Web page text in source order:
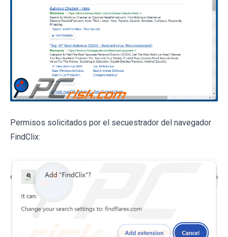
Permisos solicitados por el secuestrador del navegador
FindClix: